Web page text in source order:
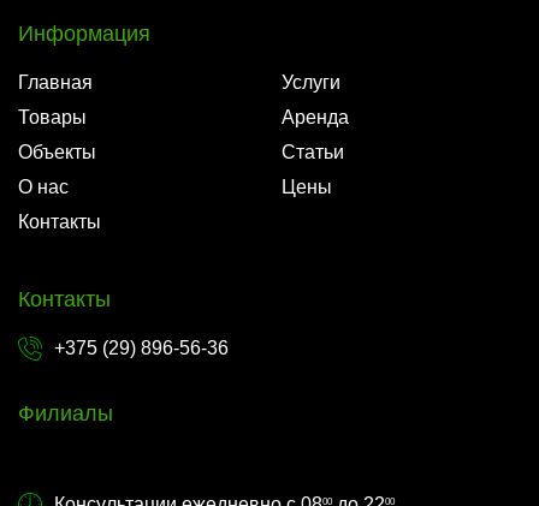
Информация
Главная
Услуги
Товары
Аренда
Объекты
Статьи
О нас
Цены
Контакты
Контакты
+375 (29) 896-56-36
Филиалы
00 00